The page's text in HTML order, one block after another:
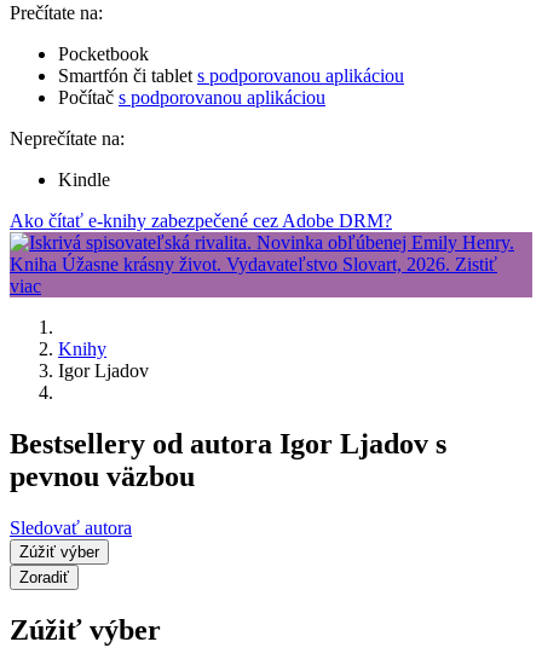
Prečítate na:
Pocketbook
Smartfón či tablet s podporovanou aplikáciou
Počítač s podporovanou aplikáciou
Neprečítate na:
Kindle
Ako čítať e-knihy zabezpečené cez Adobe DRM?
Knihy
Igor Ljadov
Bestsellery od autora Igor Ljadov s
pevnou väzbou
Sledovať autora
Zúžiť výber
Zoradiť
Zúžiť výber